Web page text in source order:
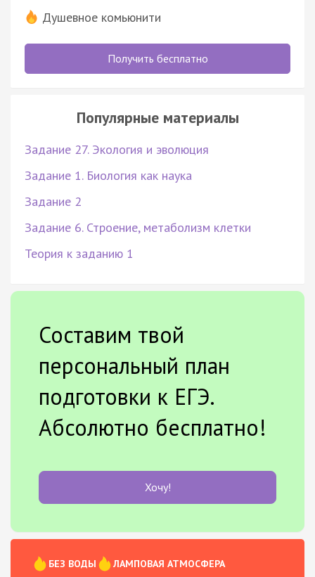
Душевное комьюнити
Получить бесплатно
Популярные материалы
Задание 27. Экология и эволюция
Задание 1. Биология как наука
Задание 2
Задание 6. Строение, метаболизм клетки
Теория к заданию 1
Составим твой
персональный план
подготовки к ЕГЭ.
Абсолютно бесплатно!
Хочу!
БЕЗ ВОДЫ
ЛАМПОВАЯ АТМОСФЕРА